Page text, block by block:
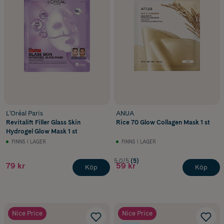
L'Oréal Paris
Revitalift Filler Glass Skin
Hydrogel Glow Mask 1 st
FINNS I LAGER
79 kr Köp
ANUA
Rice 70 Glow Collagen Mask 1 st
FINNS I LAGER
5.0/5 (5)
59 kr Köp
Nice Price Nice Price